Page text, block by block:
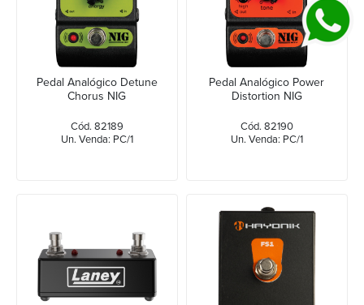
Pedal Analógico Detune
Chorus NIG
Cód. 82189
Un. Venda: PC/1
Pedal Analógico Power
Distortion NIG
Cód. 82190
Un. Venda: PC/1